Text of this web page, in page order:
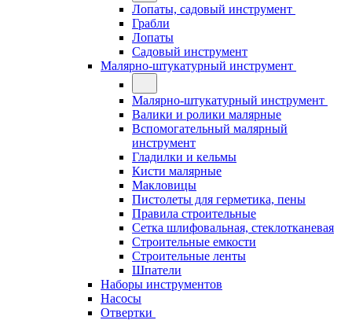
Лопаты, садовый инструмент
Грабли
Лопаты
Садовый инструмент
Малярно-штукатурный инструмент
Малярно-штукатурный инструмент
Валики и ролики малярные
Вспомогательный малярный
инструмент
Гладилки и кельмы
Кисти малярные
Макловицы
Пистолеты для герметика, пены
Правила строительные
Сетка шлифовальная, стеклотканевая
Строительные емкости
Строительные ленты
Шпатели
Наборы инструментов
Насосы
Отвертки